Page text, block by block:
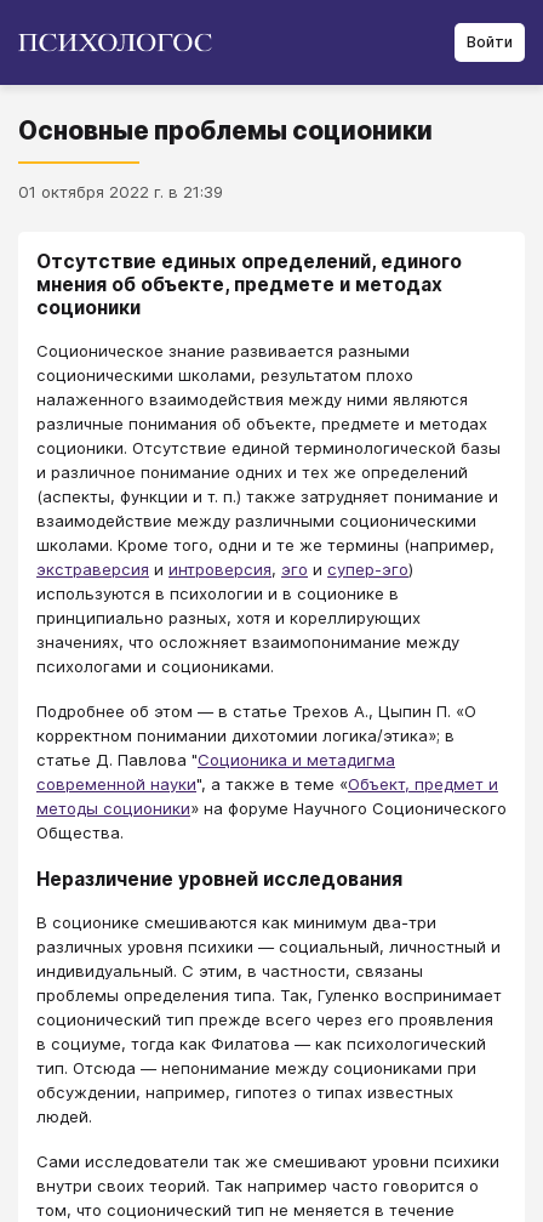
Войти
Основные проблемы соционики
01 октября 2022 г. в 21:39
Отсутствие единых определений, единого
мнения об объекте, предмете и методах
соционики
Соционическое знание развивается разными
соционическими школами, результатом плохо
налаженного взаимодействия между ними являются
различные понимания об объекте, предмете и методах
соционики. Отсутствие единой терминологической базы
и различное понимание одних и тех же определений
(аспекты, функции и т. п.) также затрудняет понимание и
взаимодействие между различными соционическими
школами. Кроме того, одни и те же термины (например,
экстраверсия и интроверсия, эго и супер-эго)
используются в психологии и в соционике в
принципиально разных, хотя и кореллирующих
значениях, что осложняет взаимопонимание между
психологами и социониками.
Подробнее об этом — в статье Трехов А., Цыпин П. «О
корректном понимании дихотомии логика/этика»; в
статье Д. Павлова "Соционика и метадигма
современной науки", а также в теме «Объект, предмет и
методы соционики» на форуме Научного Соционического
Общества.
Неразличение уровней исследования
В соционике смешиваются как минимум два-три
различных уровня психики — социальный, личностный и
индивидуальный. С этим, в частности, связаны
проблемы определения типа. Так, Гуленко воспринимает
соционический тип прежде всего через его проявления
в социуме, тогда как Филатова — как психологический
тип. Отсюда — непонимание между социониками при
обсуждении, например, гипотез о типах известных
людей.
Сами исследователи так же смешивают уровни психики
внутри своих теорий. Так например часто говорится о
том, что соционический тип не меняется в течение